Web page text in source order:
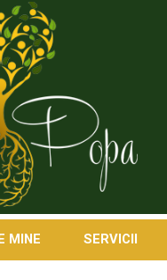
MINE SERVICII